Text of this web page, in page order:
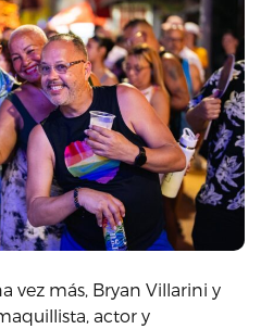
vez más, Bryan Villarini y
actor y